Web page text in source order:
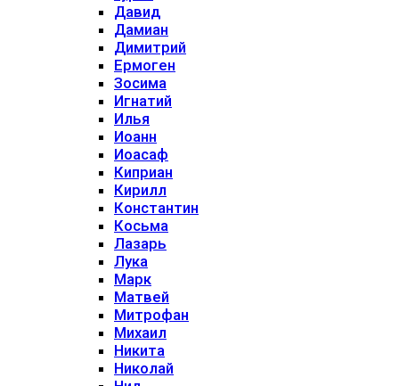
Давид
Дамиан
Димитрий
Ермоген
Зосима
Игнатий
Илья
Иоанн
Иоасаф
Киприан
Кирилл
Константин
Косьма
Лазарь
Лука
Марк
Матвей
Митрофан
Михаил
Никита
Николай